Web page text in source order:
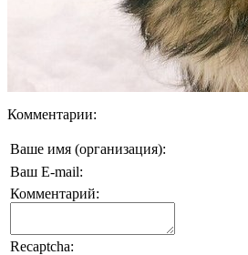
Комментарии:
Ваше имя (организация):
Ваш E-mail:
Комментарий:
Recaptcha: